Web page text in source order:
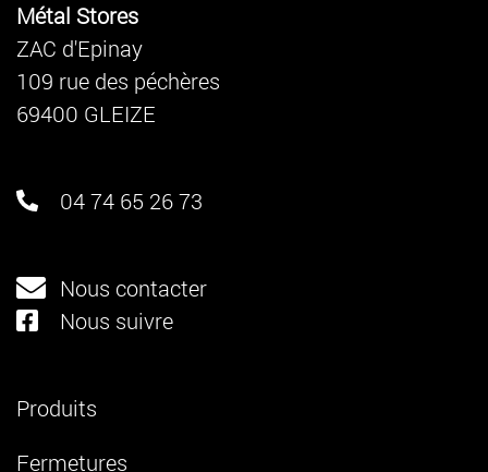
Métal Stores
ZAC d'Epinay
109 rue des péchères
69400 GLEIZE
04 74 65 26 73
Nous contacter
Nous suivre
Produits
Fermetures